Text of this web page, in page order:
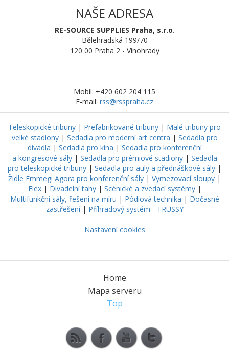
NAŠE ADRESA
RE-SOURCE SUPPLIES Praha, s.r.o.
Bělehradská 199/70
120 00 Praha 2 - Vinohrady
Mobil: +420 602 204 115
E-mail: rss@rsspraha.cz
Teleskopické tribuny | Prefabrikované tribuny | Malé tribuny pro
velké stadiony| Sedadla pro moderní art centra | Sedadla pro
divadla | Sedadla pro kina | Sedadla pro konferenční
a kongresové sály| Sedadla pro prémiové stadiony| Sedadla
pro teleskopické tribuny | Sedadla pro auly a přednáškové sály |
Židle Emmegi Agora pro konferenční sály | Vymezovací sloupy |
Flex| Divadelní tahy| Scénické a zvedací systémy|
Multifunkční sály, řešení na míru | Pódiová technika | Dočasné
zastřešení| Příhradový systém - TRUSSY
Nastavení cookies
Home
Mapa serveru
Top